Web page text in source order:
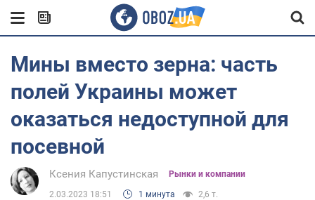
Мины вместо зерна: часть
полей Украины может
оказаться недоступной для
посевной
Ксения Капустинская Рынки и компании
2.03.2023 18:51 1 минута 2,6 т.